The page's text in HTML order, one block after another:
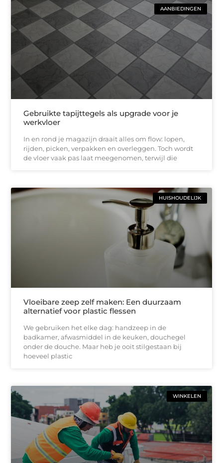
AANBIEDINGEN
Gebruikte tapijttegels als upgrade voor je
werkvloer
In en rond je magazijn draait alles om flow: lopen,
rijden, picken, verpakken en overleggen. Toch wordt
de vloer vaak pas laat meegenomen, terwijl die
HUISHOUDELIJK
Vloeibare zeep zelf maken: Een duurzaam
alternatief voor plastic flessen
We gebruiken het elke dag: handzeep in de
badkamer, afwasmiddel in de keuken, douchegel
onder de douche. Maar heb je ooit stilgestaan bij
hoeveel plastic
WINKELEN